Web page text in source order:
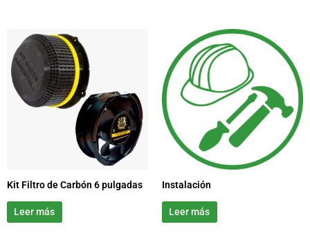
Kit Filtro de Carbón 6 pulgadas
Leer más
Instalación
Leer más